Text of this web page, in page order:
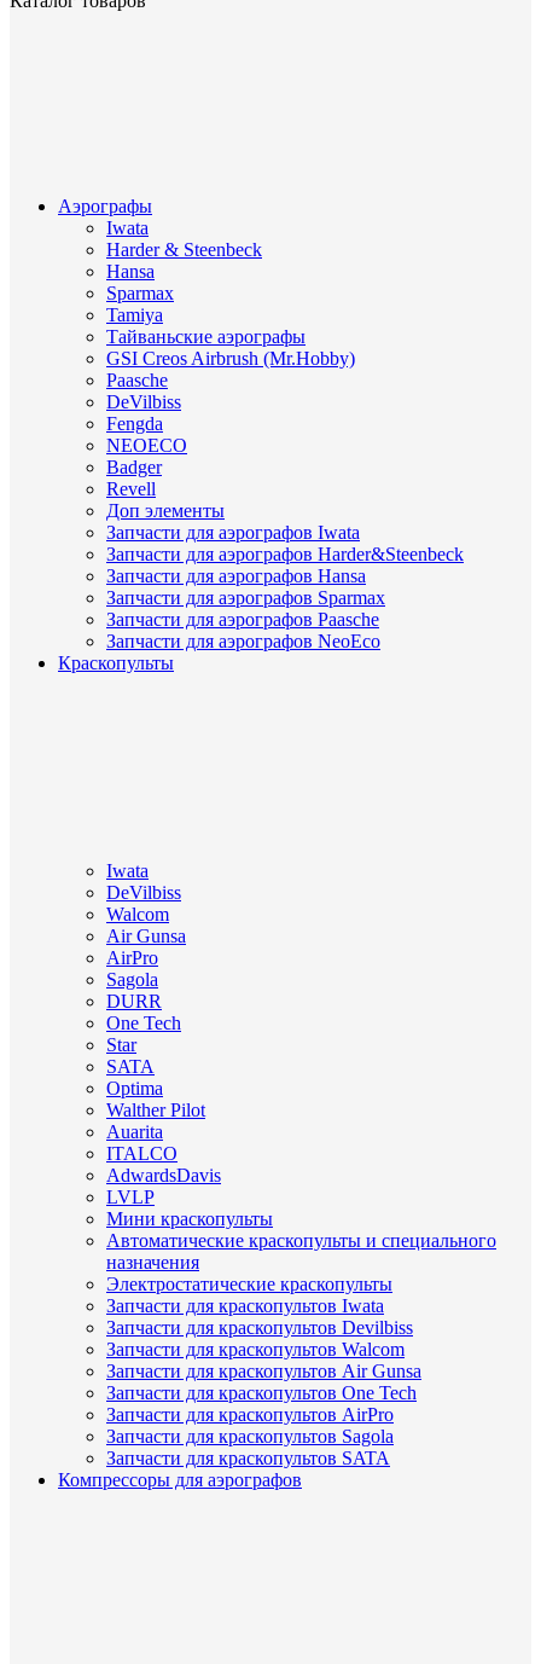
Аэрографы
Iwata
Harder & Steenbeck
Hansa
Sparmax
Tamiya
Тайваньские аэрографы
GSI Creos Airbrush (Mr.Hobby)
Paasche
DeVilbiss
Fengda
NEOECO
Badger
Revell
Доп элементы
Запчасти для аэрографов Iwata
Запчасти для аэрографов Harder&Steenbeck
Запчасти для аэрографов Hansa
Запчасти для аэрографов Sparmax
Запчасти для аэрографов Paasche
Запчасти для аэрографов NeoEco
Краскопульты
Iwata
DeVilbiss
Walcom
Air Gunsa
AirPro
Sagola
DURR
One Tech
Star
SATA
Optima
Walther Pilot
Auarita
ITALCO
AdwardsDavis
LVLP
Мини краскопульты
Автоматические краскопульты и специального
назначения
Электростатические краскопульты
Запчасти для краскопультов Iwata
Запчасти для краскопультов Devilbiss
Запчасти для краскопультов Walcom
Запчасти для краскопультов Air Gunsa
Запчасти для краскопультов One Tech
Запчасти для краскопультов AirPro
Запчасти для краскопультов Sagola
Запчасти для краскопультов SATA
Компрессоры для аэрографов